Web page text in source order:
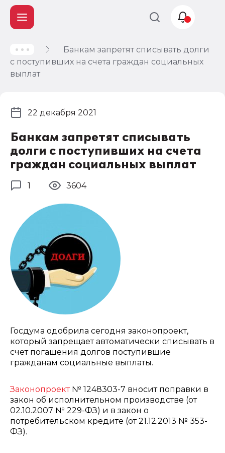
Банкам запретят списывать долги
с поступивших на счета граждан социальных
выплат
Банкам запретят списывать
долги с поступивших на счета
граждан социальных выплат
22 декабря 2021
1 3604
Госдума одобрила сегодня законопроект,
который запрещает автоматически списывать в
счет погашения долгов поступившие
гражданам социальные выплаты.
Законопроект№ 1248303-7 вносит поправки в
закон об исполнительном производстве (от
02.10.2007 № 229-ФЗ) и в закон о
потребительском кредите (от 21.12.2013 № 353-
ФЗ).
Учет и
налогообложение